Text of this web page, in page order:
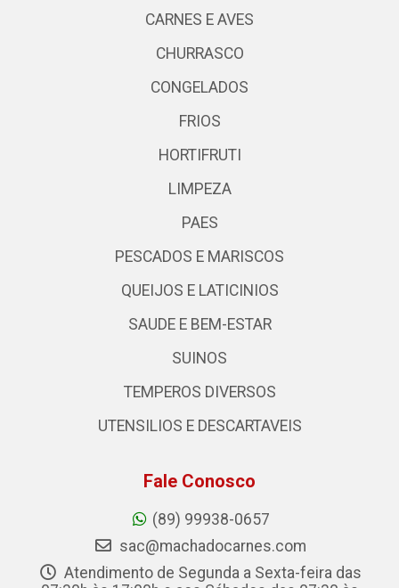
CARNES E AVES
CHURRASCO
CONGELADOS
FRIOS
HORTIFRUTI
LIMPEZA
PAES
PESCADOS E MARISCOS
QUEIJOS E LATICINIOS
SAUDE E BEM-ESTAR
SUINOS
TEMPEROS DIVERSOS
UTENSILIOS E DESCARTAVEIS
Fale Conosco
(89) 99938-0657
sac@machadocarnes.com
Atendimento de Segunda a Sexta-feira das